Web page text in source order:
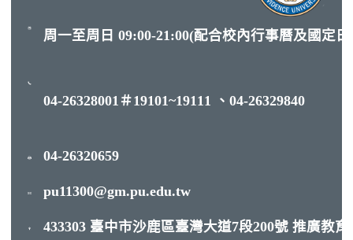
周一至周日 09:00-21:00(配合校內行事曆及國定
04-26328001＃19101~19111 、04-26329840
04-26320659
pu11300@gm.pu.edu.tw
433303 臺中市沙鹿區臺灣大道7段200號 推廣教育